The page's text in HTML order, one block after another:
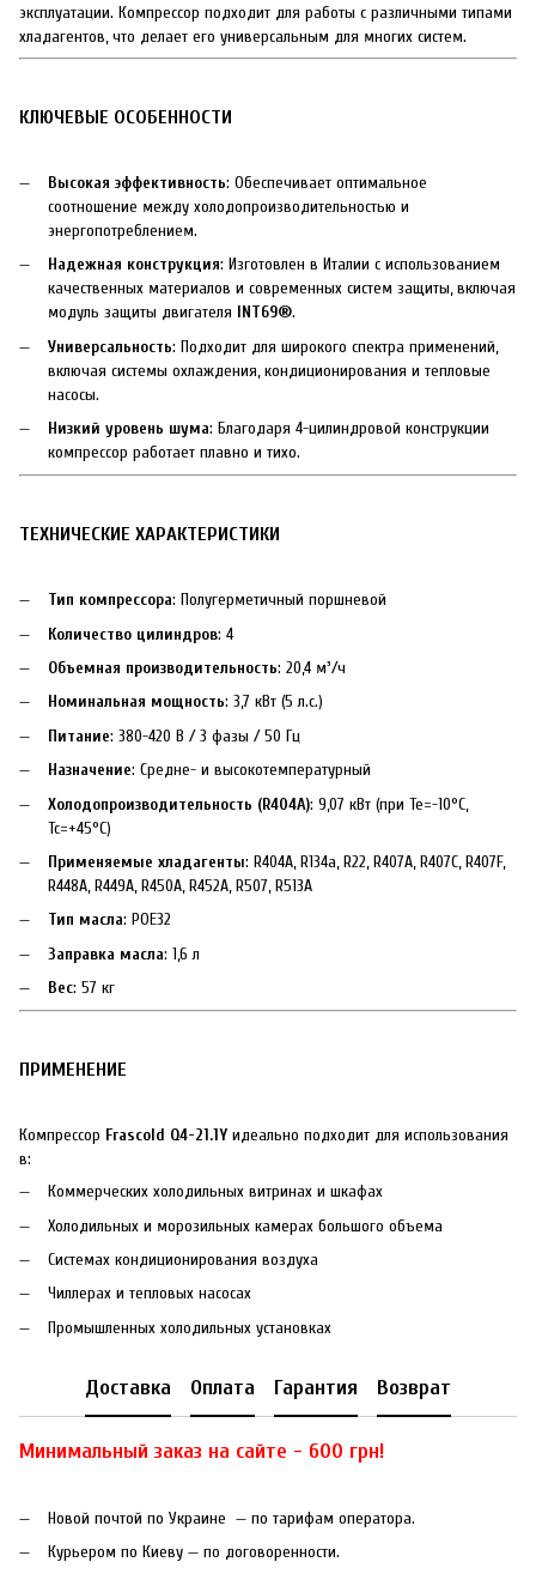
эксплуатации. Компрессор подходит для работы с различными типами
хладагентов, что делает его универсальным для многих систем.
КЛЮЧЕВЫЕ ОСОБЕННОСТИ
Высокая эффективность: Обеспечивает оптимальное
соотношение между холодопроизводительностью и
энергопотреблением.
Надежная конструкция: Изготовлен в Италии с использованием
качественных материалов и современных систем защиты, включая
модуль защиты двигателя INT69®.
Универсальность: Подходит для широкого спектра применений,
включая системы охлаждения, кондиционирования и тепловые
насосы.
Низкий уровень шума: Благодаря 4-цилиндровой конструкции
компрессор работает плавно и тихо.
ТЕХНИЧЕСКИЕ ХАРАКТЕРИСТИКИ
Тип компрессора: Полугерметичный поршневой
Количество цилиндров: 4
Объемная производительность: 20,4 м³/ч
Номинальная мощность: 3,7 кВт (5 л.с.)
Питание: 380-420 В / 3 фазы / 50 Гц
Назначение: Средне- и высокотемпературный
Холодопроизводительность (R404A): 9,07 кВт (при Te=-10°C,
Tc=+45°C)
Применяемые хладагенты: R404A, R134a, R22, R407A, R407C, R407F,
R448A, R449A, R450A, R452A, R507, R513A
Тип масла: POE32
Заправка масла: 1,6 л
Вес: 57 кг
ПРИМЕНЕНИЕ
Компрессор Frascold Q4-21.1Y идеально подходит для использования
в:
Коммерческих холодильных витринах и шкафах
Холодильных и морозильных камерах большого объема
Системах кондиционирования воздуха
Чиллерах и тепловых насосах
Промышленных холодильных установках
Доставка Оплата Гарантия Возврат
Минимальный заказ на сайте - 600 грн!
Новой почтой по Украине — по тарифам оператора.
Курьером по Киеву — по договоренности.